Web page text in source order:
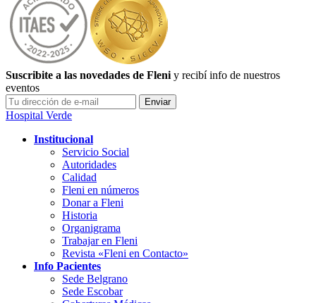
Suscribite a las novedades de Fleni y recibí info de nuestros
eventos
Hospital Verde
Institucional
Servicio Social
Autoridades
Calidad
Fleni en números
Donar a Fleni
Historia
Organigrama
Trabajar en Fleni
Revista «Fleni en Contacto»
Info Pacientes
Sede Belgrano
Sede Escobar